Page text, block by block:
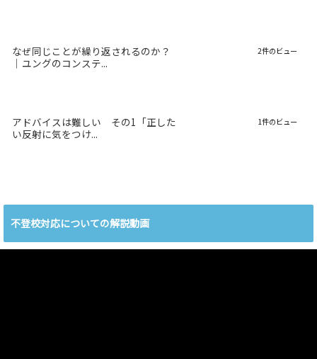
なぜ同じことが繰り返されるのか？
｜ユングのコンステ...
2件のビュー
アドバイスは難しい その1「正した
い反射に気をつけ...
1件のビュー
不登校対応についての解説動画